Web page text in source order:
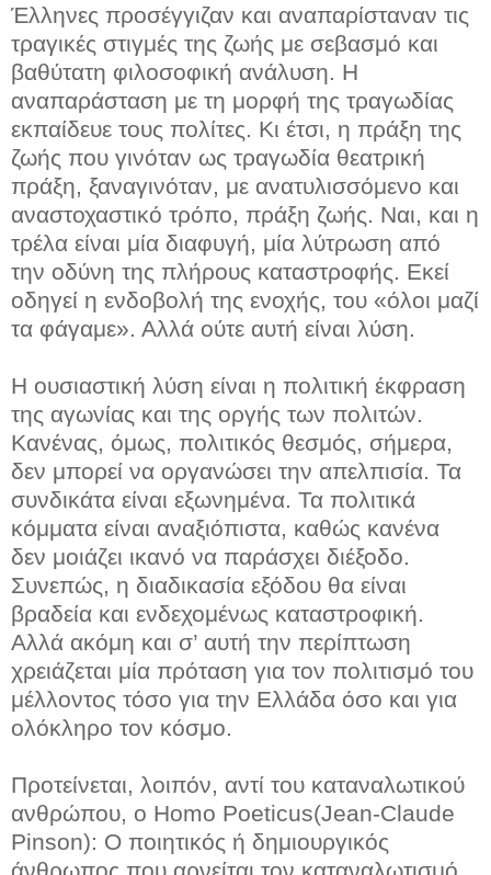
Έλληνες προσέγγιζαν και αναπαρίσταναν τις
τραγικές στιγμές της ζωής με σεβασμό και
βαθύτατη φιλοσοφική ανάλυση. Η
αναπαράσταση με τη μορφή της τραγωδίας
εκπαίδευε τους πολίτες. Κι έτσι, η πράξη της
ζωής που γινόταν ως τραγωδία θεατρική
πράξη, ξαναγινόταν, με ανατυλισσόμενο και
αναστοχαστικό τρόπο, πράξη ζωής. Ναι, και η
τρέλα είναι μία διαφυγή, μία λύτρωση από
την οδύνη της πλήρους καταστροφής. Εκεί
οδηγεί η ενδοβολή της ενοχής, του «όλοι μαζί
τα φάγαμε». Αλλά ούτε αυτή είναι λύση.
Η ουσιαστική λύση είναι η πολιτική έκφραση
της αγωνίας και της οργής των πολιτών.
Κανένας, όμως, πολιτικός θεσμός, σήμερα,
δεν μπορεί να οργανώσει την απελπισία. Τα
συνδικάτα είναι εξωνημένα. Τα πολιτικά
κόμματα είναι αναξιόπιστα, καθώς κανένα
δεν μοιάζει ικανό να παράσχει διέξοδο.
Συνεπώς, η διαδικασία εξόδου θα είναι
βραδεία και ενδεχομένως καταστροφική.
Αλλά ακόμη και σ’ αυτή την περίπτωση
χρειάζεται μία πρόταση για τον πολιτισμό του
μέλλοντος τόσο για την Ελλάδα όσο και για
ολόκληρο τον κόσμο.
Προτείνεται, λοιπόν, αντί του καταναλωτικού
ανθρώπου, ο Homo Poeticus(Jean-Claude
Pinson): Ο ποιητικός ή δημιουργικός
άνθρωπος που αρνείται τον καταναλωτισμό.